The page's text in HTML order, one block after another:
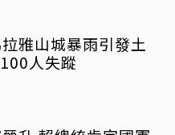
雅山城暴雨引發土
人失蹤